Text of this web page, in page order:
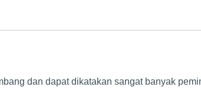
dan dapat dikatakan sangat banyak